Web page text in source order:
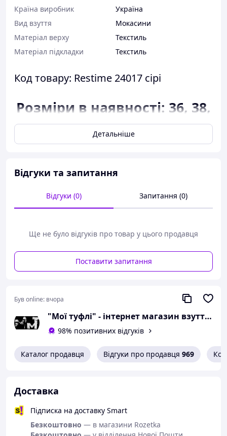
Країна виробник
Україна
Вид взуття
Мокасини
Матеріал верху
Текстиль
Матеріал підкладки
Текстиль
Код товару: Restime 24017 сірі
Розміри в наявності: 36, 38,
40.
Відповідність розміру до
розмір 36 - 23 сантиметра;
розмір 38 - 24,6
сантиметра;
розмір 40 - 26 сантиметрів.
При оформленні замовлення
необхідний розмір вказуйте в
коментарях.
і Ви вирішили купити?
Зателефонуйте 067-9272731 / 050-
9336271 і уточніть наявність
необхідного Вам розміру.
Або задайте запитання на
simashkevichr@ukr.net
українського
виробника
Детальніше
Відгуки та запитання
Відгуки (0) Запитання (0)
Ще не було відгуків про товар у цього продавця
Поставити запитання
Був online: вчора
"Мої туфлі" - інтернет магазин взуття на всі випадки життя.
98% позитивних відгуків
Каталог продавця Відгуки про продавця 969
Доставка
Підписка на доставку Smart
Безкоштовно — в магазини Rozetka